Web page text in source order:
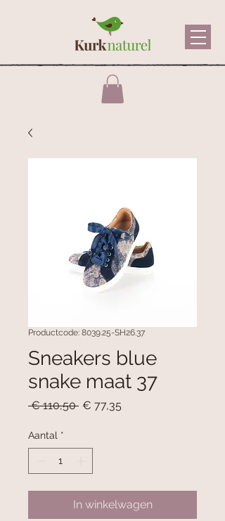
Productcode: 8039.25-SH26.37
Sneakers blue
snake maat 37
€ 110,50 Normale
€ 77,35
Aantal *
In winkelwagen